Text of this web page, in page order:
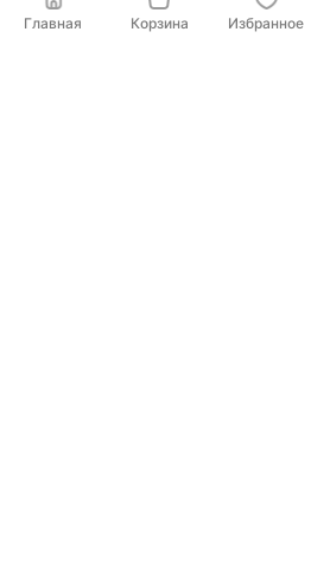
Главная Корзина Избранное